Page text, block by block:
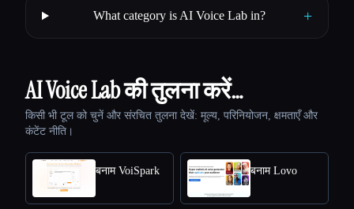
What category is AI Voice Lab in? +
AI Voice Lab की तुलना करें…
किसी भी टूल को चुनें और संरचित तुलना देखें: मूल्य, परिनियोजन, क्षमताएँ और
कंटेंट नीति।
बनाम VoiSpark बनाम Lovo